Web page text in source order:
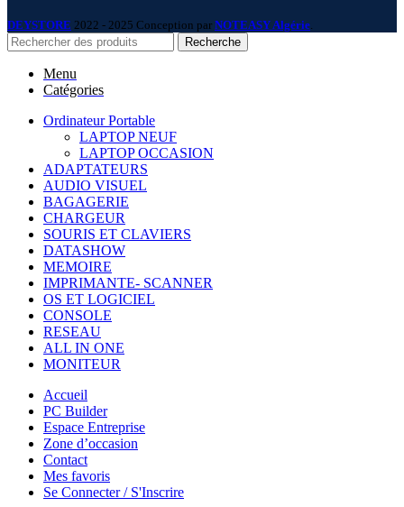
DEYSTORE 2022 - 2025 Conception par NOTEASY Algérie
Recherche
Menu
Catégories
Ordinateur Portable
LAPTOP NEUF
LAPTOP OCCASION
ADAPTATEURS
AUDIO VISUEL
BAGAGERIE
CHARGEUR
SOURIS ET CLAVIERS
DATASHOW
MEMOIRE
IMPRIMANTE- SCANNER
OS ET LOGICIEL
CONSOLE
RESEAU
ALL IN ONE
MONITEUR
Accueil
PC Builder
Espace Entreprise
Zone d’occasion
Contact
Mes favoris
Se Connecter / S'Inscrire